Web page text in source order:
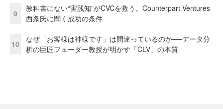
9
教科書にない“実践知”がCVCを救う。Counterpart Ventures
西条氏に聞く成功の条件
10
なぜ「お客様は神様です」は間違っているのか──データ分
析の巨匠フェーダー教授が明かす「CLV」の本質